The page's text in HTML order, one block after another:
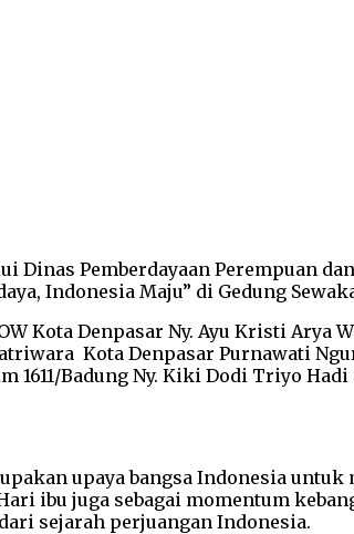
Pemberdayaan Perempuan
Indonesia Maju” di Gedung
Kota Denpasar Ny. Ayu Kristi Arya
Kota Denpasar Purnawati
1611/Badung Ny. Kiki Dodi Triyo
upaya bangsa Indonesia
ibu juga sebagai momentum
sejarah perjuangan Indonesia.